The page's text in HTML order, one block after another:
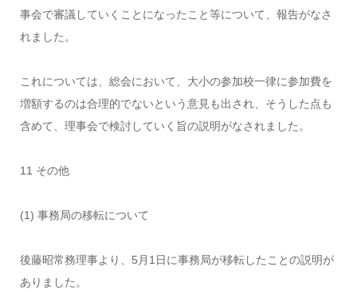
事会で審議していくことになったこと等について、報告がなさ
れました。
これについては、総会において、大小の参加校一律に参加費を
増額するのは合理的でないという意見も出され、そうした点も
含めて、理事会で検討していく旨の説明がなされました。
11 その他
(1) 事務局の移転について
後藤昭常務理事より、5月1日に事務局が移転したことの説明が
ありました。